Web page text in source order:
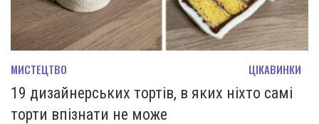
МИСТЕЦТВО ЦІКАВИНКИ
19 дизайнерських тортів, в яких ніхто самі
торти впізнати не може